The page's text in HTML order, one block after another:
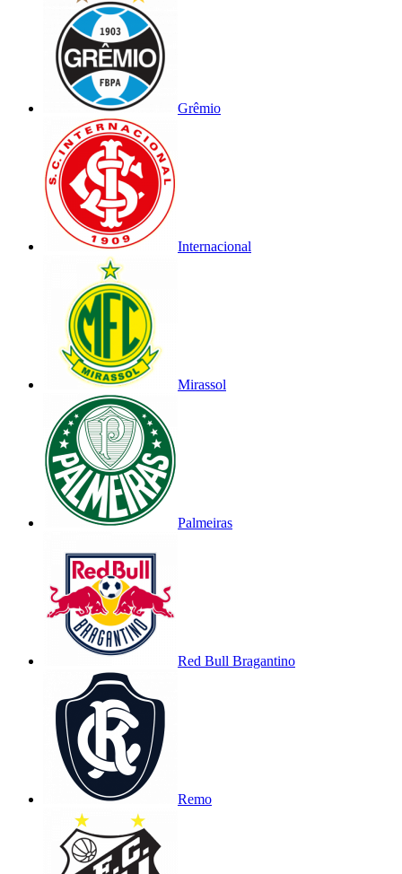
Grêmio
Internacional
Mirassol
Palmeiras
Red Bull Bragantino
Remo